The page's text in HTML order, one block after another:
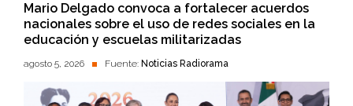
Mario Delgado convoca a fortalecer acuerdos
nacionales sobre el uso de redes sociales en la
educación y escuelas militarizadas
agosto 5, 2026 Fuente: Noticias Radiorama